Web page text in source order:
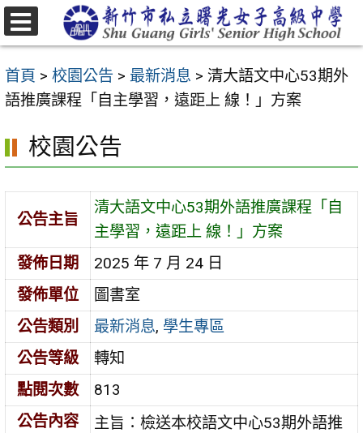
跳
至
要
內
區
首頁 > 校園公告 > 最新消息 > 清大語文中心53期外
語推廣課程「自主學習，遠距上 線！」方案
校園公告
公告主旨
清大語文中心53期外語推廣課程「自
主學習，遠距上 線！」方案
發佈日期
2025 年 7 月 24 日
發佈單位
圖書室
公告類別
最新消息, 學生專區
公告等級
轉知
點閱次數
813
公告內容
主旨：檢送本校語文中心53期外語推
選
單